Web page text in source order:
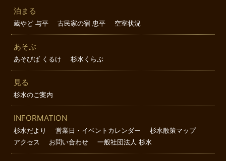
泊まる
蔵やど 与平 古民家の宿 忠平 空室状況
あそぶ
あそびば くるけ 杉水くらぶ
見る
杉水のご案内
INFORMATION
杉水だより 営業日・イベントカレンダー
杉水散策マップ
アクセス
お問い合わせ 一般社団法人 杉水